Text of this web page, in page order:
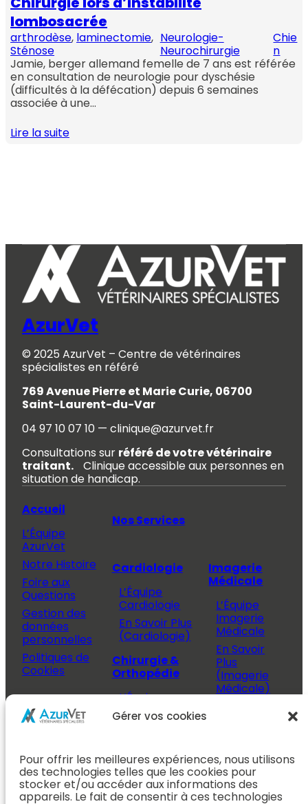
Gérer vos cookies
Pour offrir les meilleures expériences, nous utilisons
des technologies telles que les cookies pour
stocker et/ou accéder aux informations des
appareils. Le fait de consentir à ces technologies
lombosacrée
arthrodèse, laminectomie,
Sténose
Neurologie-
Neurochirurgie
Chie
n
Jamie, berger allemand femelle de 7 ans est référée
en consultation de neurologie pour dyschésie
(difficultés à la défécation) depuis 6 semaines
associée à une…
Lire la suite
AzurVet
© 2025 AzurVet – Centre de vétérinaires
spécialistes en référé
769 Avenue Pierre et Marie Curie, 06700
Saint-Laurent-du-Var
04 97 10 07 10 — clinique@azurvet.fr
Consultations sur référé de votre vétérinaire
traitant. Clinique accessible aux personnes en
situation de handicap.
Accueil
L’Équipe
AzurVet
Notre Histoire
Foire aux
Questions
Gestion des
données
personnelles
Politiques de
Cookies
Propriétaire
Prendre
rendez-vous
Après mon
Nos Services
Cardiologie
L’Équipe
Cardiologie
En Savoir Plus
(Cardiologie)
Chirurgie &
Orthopédie
L’Équipe
Chirurgie &
Orthopédie
(Chirurgie &
Orthopédie)
Dentisterie &
Imagerie
Médicale
L’Équipe
Imagerie
Médicale
En Savoir
Plus
(Imagerie
Médicale)
Médecine
Interne
En Savoir